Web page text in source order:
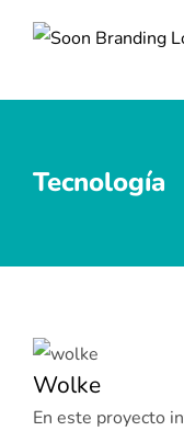
Tecnología
Wolke
En este proyecto